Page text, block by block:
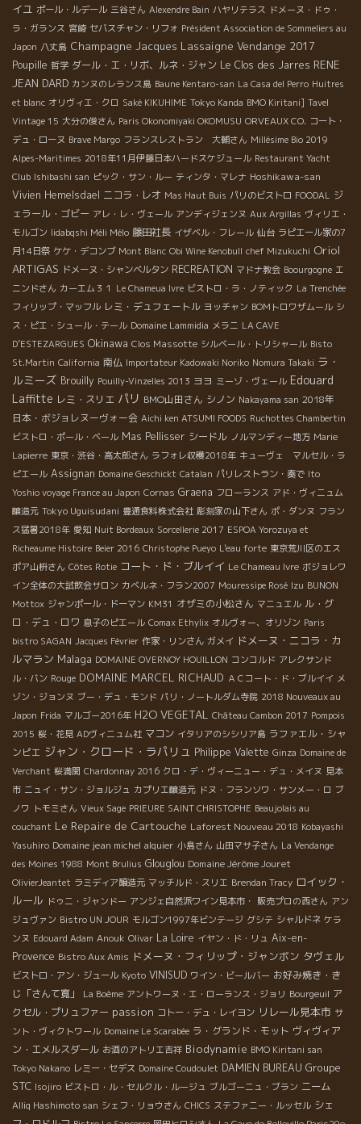
イユ ポール・ルデール 三谷さん Alexendre Bain ハヤリテラス ドメーヌ・ドゥ・
ラ・ガランス 宮崎 セバスチャン・リフォ Président Association de Sommeliers au
Japon 八丈島 Champagne Jacques Lassaigne Vendange 2017
Poupille 哲学 ダール・エ・リボ、ルネ・ジャン Le Clos des Jarres RENE
JEAN DARD カンヌのレランス島 Baune Kentaro-san La Casa del Perro Huitres
et blanc オリヴィエ・クロ Saké KIKUHIME Tokyo Kanda BMO Kiritani] Tavel
Vintage 15 大分の俊さん Paris Okonomiyaki OKOMUSU ORVEAUX CO. コート・
デュ・ローヌ Brave Margo フランスレストラン 大輔さん Millésime Bio 2019
Alpes-Maritimes 2018年11月伊藤日本ハードスケジュール Restaurant Yacht
Club Ishibashi san ピック・サン・ルー ティンタ・マレナ Hoshikawa-san
Vivien Hemelsdael ニコラ・レオ Mas Haut Buis パリのビストロ FOODAL ジ
ェラール・ゴビー アレ・レ・ヴェール アンディジェンヌ Aux Argillas ヴィリエ・
モルゴン Iidabqshi Méli Mélo 藤田社長 イザベル・フレール 仙台 ラピエール家の7
月14日祭 ケケ・デコンブ Mont Blanc Obi Wine Kenobull chef Mizukuchi Oriol
ARTIGAS ドメーヌ・シャンベルタン RECREATION マドナ教会 Boourgogne エ
ニンドさん カーエム３１ Le Chameua Ivre ビストロ・ラ・ノティック La Trenchée
フィリップ・マッフル レミ・デュフェートル ヨッチャン BOMトロワザムール シ
ス・ピエ・シュール・テール Domaine Lammidia メラニ LA CAVE
D’ESTEZARGUES Okinawa Clos Massotte シルベール・トリシャール Bisto
St.Martin California 南仏 Importateur Kadowaki Noriko Nomura Takaki ラ・
ルミーズ Brouilly Pouilly-Vinzelles 2013 ヨヨ ミーゾ・ヴェール Edouard
Laffitte レミ・スリエ パリ BMO山田さん シノン Nakayama san 2018年
日本・ボジョレヌーヴォー会 Aichi ken ATSUMI FOODS Ruchottes Chambertin
ビストロ・ポール・ベール Mas Pellisser シードル ノルマンディー地方 Marie
Lapierre 東京・渋谷・高太郎さん ラフォレ収穫2018年 キューヴェ マルセル・ラ
ピエール Assignan Domaine Geschickt Catalan パリレストラン・奏で Ito
Yoshio voyage France au Japon Cornas Graena フローランス アド・ヴィニュム
醸造元 Tokyo Uguisudani 豊通食料株式会社 彫刻家の山下さん ポ・ダンヌ フラン
ス猛暑2018年 愛知 Nuit Bordeaux Sorcellerie 2017 ESPOA Yorozuya et
Richeaume Histoire Beier 2016 Christophe Pueyo L'eau forte 東京荒川区のエス
ポア山枡さん Côtes Rotie コート・ド・ブルイイ Le Chameau Ivre ボジョレワ
イン全体の大試飲会サロン カベルネ・フラン2007 Mouressipe Rosé Izu BUNON
Mottox ジャンポール・ドーマン KM31 オザミの小松さん マニュエル ル・グ
ロ・デュ・ロワ 息子のピエール Comax Ethylix オルヴォー、オリゾン Paris
bistro SAGAN Jacques Février 作家・リンさん ガメイ ドメーヌ・ニコラ・カ
ルマラン Malaga DOMAINE OVERNOY HOUILLON コンコルド アレクサンド
ル・バン Rouge DOMAINE MARCEL RICHAUD ＡＣコート・ド・ブルイイ メ
ゾン・ジョンヌ ブー・デュ・モンド パリ・ノートルダム寺院 2018 Nouveaux au
Japon Frida マルゴー2016年 H2O VEGETAL Château Cambon 2017 Pompois
2015 桜・花見 ADヴィニュム社 マコン イタリアのシシリア島 ラファエル・シャ
ンピエ ジャン・クロード・ラパリュ Philippe Valette Ginza Domaine de
Verchant 桜満開 Chardonnay 2016 クロ・デ・ヴィーニュー・デュ・メイヌ 見本
市 ニュイ・サン・ジョルジュ カプリエ醸造元 ドヌ・フランソワ・サンメー・ロ ブ
ノワ トモミさん Vieux Sage PRIEURE SAINT CHRISTOPHE Beaujolais au
couchant Le Repaire de Cartouche Laforest Nouveau 2018 Kobayashi
Yasuhiro Domaine jean michel alquier 小島さん 山田マサ子さん La Vendange
des Moines 1988 Mont Brulius Glouglou Domaine Jérôme Jouret
OlivierJeantet ラミディア醸造元 マッチルド・スリエ Brendan Tracy ロイック・
ルール ドゥニ・ジャンドー アンジェ自然派ワイン見本市・ 販売プロの西さん アン
ジュヴァン Bistro UN JOUR モルゴン1997年ビンテージ グシテ シャルドネ ケラ
ンヌ Edouard Adam Anouk Olivar La Loire イヤン・ド・リュ Aix-en-
Provence Bistro Aux Amis ドメーヌ・フィリップ・ジャンボン タヴェル
ビストロ・アン・ジュール Kyoto VINISUD ワイン・ビールバー お好み焼き・き
じ「さんて寛」
La Boème アントワーヌ・エ・ローランス・ジョリ Bourgeuil ア
クセル・プリュファー passion コトー・デュ・レイヨン リレール見本市 サ
ント・ヴィクトワール Domaine Le Scarabée ラ・グランド・モット ヴィヴィア
ン・エメルスダール お酒のアトリエ吉祥 Biodynamie BMO Kiritani san
Tokyo Nakano レミー・セデス Domaine Coudoulet DAMIEN BUREAU Groupe
STC Isojiro ビストロ・ル・セルクル・ルージュ ブルゴーニュ・ブラン ニーム
Alliq Hashimoto san シェフ・リョウさん CHICS ステファニー・ルッセル シェ